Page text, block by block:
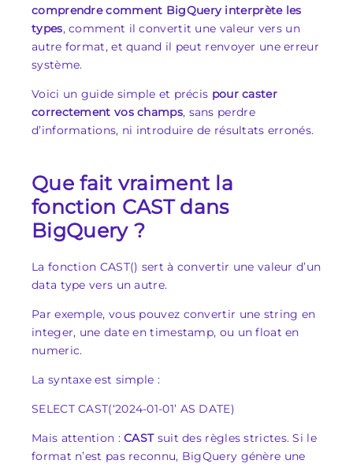
comprendre comment BigQuery interprète les
types, comment il convertit une valeur vers un
autre format, et quand il peut renvoyer une erreur
système.
Voici un guide simple et précis pour caster
correctement vos champs, sans perdre
d’informations, ni introduire de résultats erronés.
Que fait vraiment la
fonction CAST dans
BigQuery ?
La fonction CAST() sert à convertir une valeur d’un
data type vers un autre.
Par exemple, vous pouvez convertir une string en
integer, une date en timestamp, ou un float en
numeric.
La syntaxe est simple :
SELECT CAST(‘2024-01-01’ AS DATE)
Mais attention :CASTsuit des règles strictes. Si le
format n’est pas reconnu, BigQuery génère une